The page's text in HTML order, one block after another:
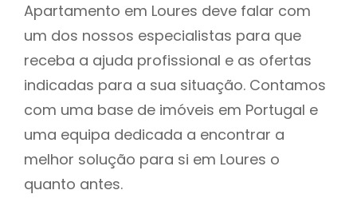
Apartamento em Loures deve falar com
um dos nossos especialistas para que
receba a ajuda profissional e as ofertas
indicadas para a sua situação. Contamos
com uma base de imóveis em Portugal e
uma equipa dedicada a encontrar a
melhor solução para si em Loures o
quanto antes.